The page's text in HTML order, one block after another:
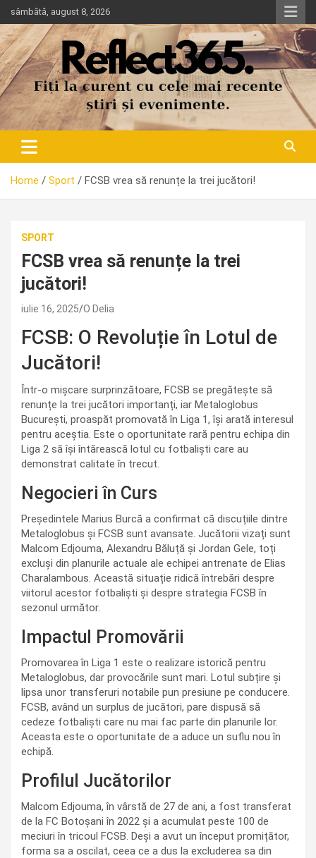
Skip
to
content
sâmbătă, august 8, 2026
Home Sport FCSB vrea să renunțe la trei jucători!
SPORT
FCSB vrea să renunțe la trei
jucători!
iulie 16, 2025 O Delia
FCSB: O Revoluție în Lotul de
Jucători!
Într-o mișcare surprinzătoare, FCSB se pregătește să
renunțe la trei jucători importanți, iar Metaloglobus
București, proaspăt promovată în Liga 1, își arată interesul
pentru aceștia. Este o oportunitate rară pentru echipa din
Liga 2 să își întărească lotul cu fotbaliști care au
demonstrat calitate în trecut.
Negocieri în Curs
Președintele Marius Burcă a confirmat că discuțiile dintre
Metaloglobus și FCSB sunt avansate. Jucătorii vizați sunt
Malcom Edjouma, Alexandru Băluță și Jordan Gele, toți
excluși din planurile actuale ale echipei antrenate de Elias
Charalambous. Această situație ridică întrebări despre
viitorul acestor fotbaliști și despre strategia FCSB în
sezonul următor.
Impactul Promovării
Promovarea în Liga 1 este o realizare istorică pentru
Metaloglobus, dar provocările sunt mari. Lotul subțire și
lipsa unor transferuri notabile pun presiune pe conducere.
FCSB, având un surplus de jucători, pare dispusă să
cedeze fotbaliști care nu mai fac parte din planurile lor.
Aceasta este o oportunitate de a aduce un suflu nou în
echipă.
Profilul Jucătorilor
Malcom Edjouma, în vârstă de 27 de ani, a fost transferat
de la FC Botoșani în 2022 și a acumulat peste 100 de
meciuri în tricoul FCSB. Deși a avut un început promițător,
forma sa a oscilat, ceea ce a dus la excluderea sa din